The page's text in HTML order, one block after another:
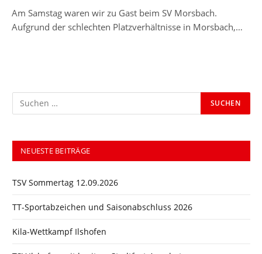
Am Samstag waren wir zu Gast beim SV Morsbach.
Aufgrund der schlechten Platzverhältnisse in Morsbach,…
NEUESTE BEITRÄGE
TSV Sommertag 12.09.2026
TT-Sportabzeichen und Saisonabschluss 2026
Kila-Wettkampf Ilshofen